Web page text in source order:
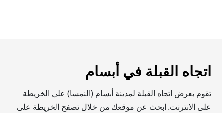
اتجاه القبلة في أبسام
تقوم بعرض اتجاه القبلة لمدينة أبسام (النمسا) على الخريطة
على الانترنت. ابحث عن موقعك من خلال تصفح الخريطة على